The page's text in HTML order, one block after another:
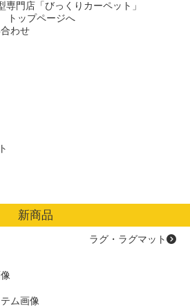
門店「びっくりカーペット」
わせ
新商品
ラグ・ラグマット